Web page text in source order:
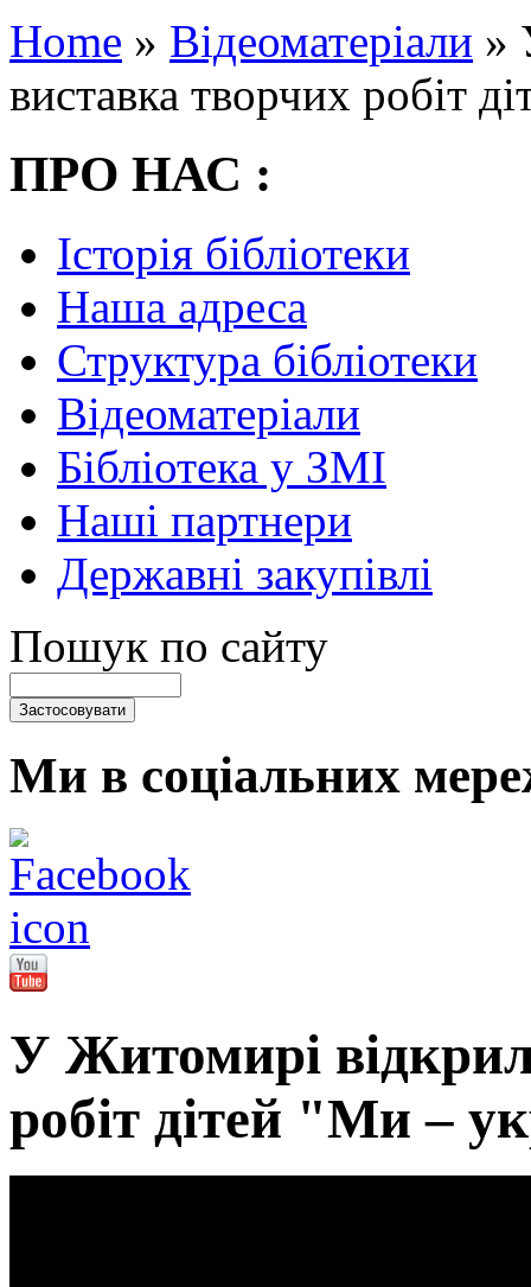
Home » Відеоматеріали »
виставка творчих робіт
ПРО НАС :
Історія бібліотеки
Наша адреса
Структура бібліотеки
Відеоматеріали
Бібліотека у ЗМІ
Наші партнери
Державні закупівлі
Пошук по сайту
Ми в соціальних
У Житомирі
робіт дітей "Ми –